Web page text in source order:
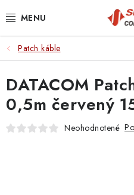
na
NOTEBOOKY
MOBILNÉ ZARIADENIA
PC A KOMPONENTY
Patch káble
DATACOM
0,5m červený
Neohodnotené